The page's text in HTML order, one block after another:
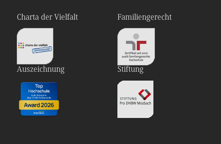
Charta der Vielfalt Familiengerecht
Auszeichnung Stiftung